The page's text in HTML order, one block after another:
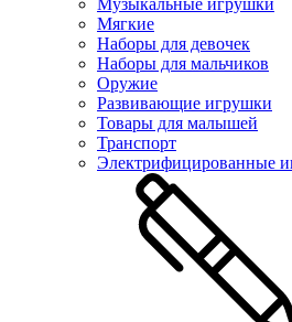
Музыкальные игрушки
Мягкие
Наборы для девочек
Наборы для мальчиков
Оружие
Развивающие игрушки
Товары для малышей
Транспорт
Электрифицированные